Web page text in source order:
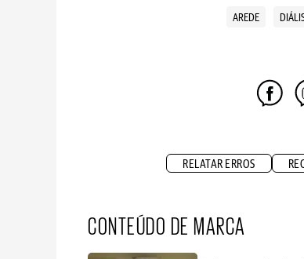
AREDE
RELATAR ERROS
CONTEÚDO DE MARCA